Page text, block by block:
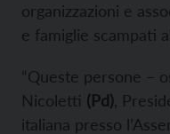
organizzazioni e
e famiglie scampati
“Queste persone –
Nicoletti (Pd) ,
italiana presso